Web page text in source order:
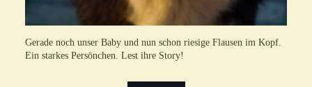
Gerade noch unser Baby und nun schon riesige Flausen im Kopf.
Ein starkes Persönchen. Lest ihre Story!